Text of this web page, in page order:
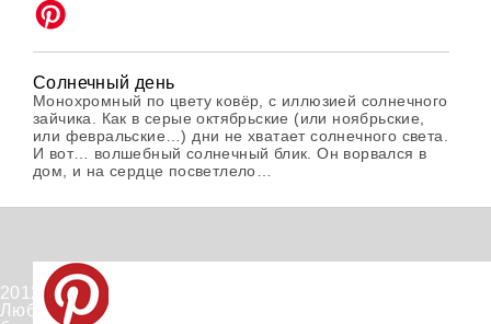
Солнечный день
Монохромный по цвету ковёр, с иллюзией солнечного
зайчика. Как в серые октябрьские (или ноябрьские,
или февральские…) дни не хватает солнечного света.
И вот… волшебный солнечный блик. Он ворвался в
дом, и на сердце посветлело…
2012-2026 © PinWin.su.
Любое использование материалов сайта запрещено